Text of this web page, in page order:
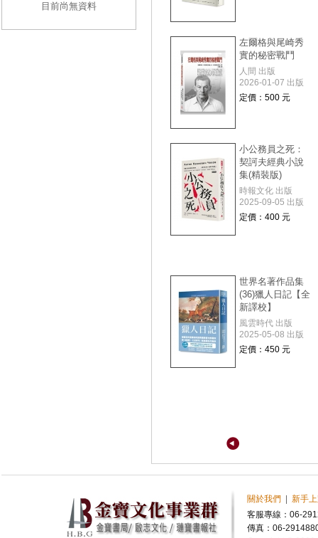
目前尚無資料
左爾格與尾崎秀
實的秘密戰鬥
人間 出版
2026-01-07 出版
定價：500 元
小公務員之死：
契訶夫經典小說
集(精裝版)
時報文化 出版
2025-09-05 出版
定價：400 元
世界名著作品集
(36)獵人日記【全
新譯校】
風雲時代 出版
2025-05-08 出版
定價：450 元
關於我們
新手
客服專線：06-
傳真：06-